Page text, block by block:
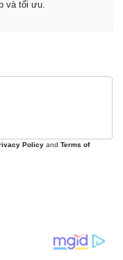
và tối ưu.
Policy and Terms of